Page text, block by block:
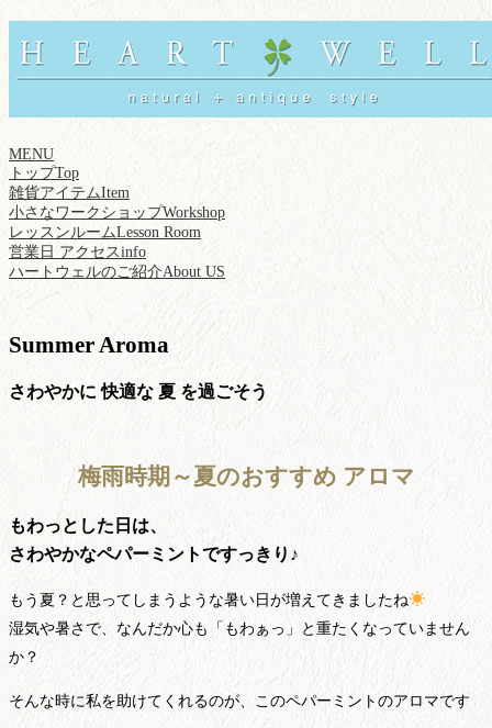
MENU
トップTop
雑貨アイテムItem
小さなワークショップWorkshop
レッスンルームLesson Room
営業日 アクセスinfo
ハートウェルのご紹介About US
Summer Aroma
さわやかに 快適な 夏 を過ごそう
梅雨時期～夏のおすすめ アロマ
もわっとした日は、
さわやかなペパーミントですっきり♪
もう夏？と思ってしまうような暑い日が増えてきましたね
湿気や暑さで、なんだか心も「もわぁっ」と重たくなっていません
か？
そんな時に私を助けてくれるのが、このペパーミントのアロマです